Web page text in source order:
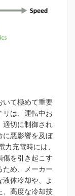
いて極めて重要
リは、運転中お
適切に制御され
に悪影響を及ぼ
充電時には、
傷を引き起こす
ため、メーカー
体冷却や、よ
、高度な冷却技